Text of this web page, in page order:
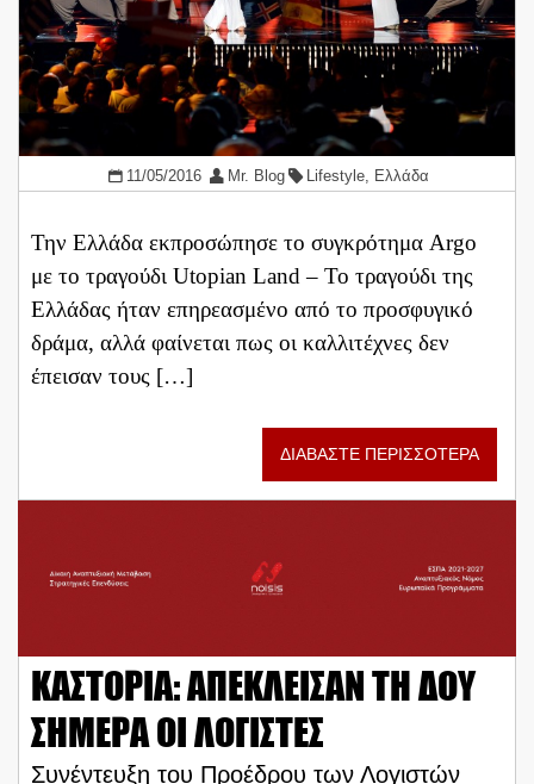
11/05/2016 Mr. Blog Lifestyle, Ελλάδα
Την Ελλάδα εκπροσώπησε το συγκρότημα Argο
με το τραγούδι Utopian Land – Το τραγούδι της
Ελλάδας ήταν επηρεασμένο από το προσφυγικό
δράμα, αλλά φαίνεται πως οι καλλιτέχνες δεν
έπεισαν τους […]
ΔΙΑΒΑΣΤΕ ΠΕΡΙΣΣΟΤΕΡΑ
ΚΑΣΤΟΡΙΑ: ΑΠΕΚΛΕΙΣΑΝ ΤΗ ΔΟΥ
ΣΗΜΕΡΑ ΟΙ ΛΟΓΙΣΤΕΣ
Συνέντευξη του Προέδρου των Λογιστών